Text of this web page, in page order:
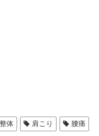
整体 肩こり 腰痛